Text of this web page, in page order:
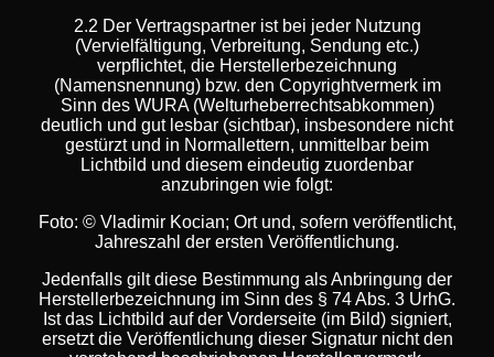
2.2 Der Vertragspartner ist bei jeder Nutzung
(Vervielfältigung, Verbreitung, Sendung etc.)
verpflichtet, die Herstellerbezeichnung
(Namensnennung) bzw. den Copyrightvermerk im
Sinn des WURA (Welturheberrechtsabkommen)
deutlich und gut lesbar (sichtbar), insbesondere nicht
gestürzt und in Normallettern, unmittelbar beim
Lichtbild und diesem eindeutig zuordenbar
anzubringen wie folgt:
Foto: © Vladimir Kocian; Ort und, sofern veröffentlicht,
Jahreszahl der ersten Veröffentlichung.
Jedenfalls gilt diese Bestimmung als Anbringung der
Herstellerbezeichnung im Sinn des § 74 Abs. 3 UrhG.
Ist das Lichtbild auf der Vorderseite (im Bild) signiert,
ersetzt die Veröffentlichung dieser Signatur nicht den